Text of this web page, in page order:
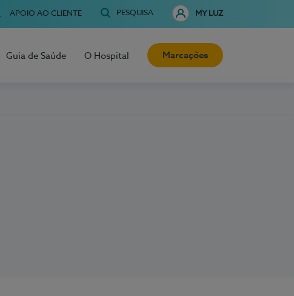
APOIO AO CLIENTE PESQUISA MY LUZ
Guia de Saúde O Hospital Marcações